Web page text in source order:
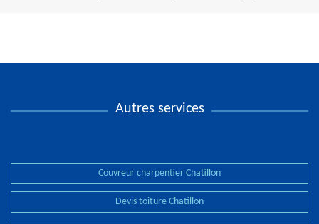
Autres services
Couvreur charpentier Chatillon
Devis toiture Chatillon